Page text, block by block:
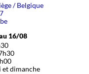
/ Belgique
16/08
et dimanche